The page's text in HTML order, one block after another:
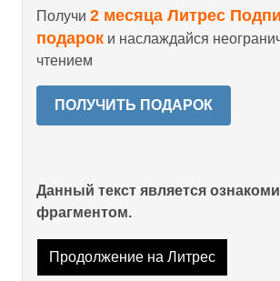
Получи 2 месяца Литрес
подарок и наслаждайся
чтением
ПОЛУЧИТЬ ПОДАРОК
Данный текст является
фрагментом.
Продолжение на Литрес